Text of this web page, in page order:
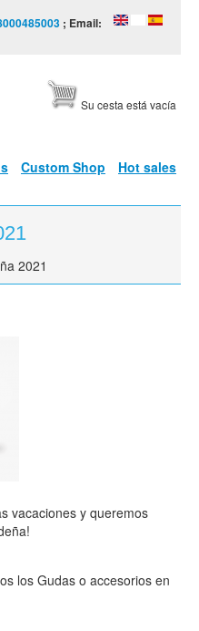
; Email:
Su cesta está vacía
Custom Shop Hot sales
2021
vacaciones y queremos
los Gudas o accesorios en